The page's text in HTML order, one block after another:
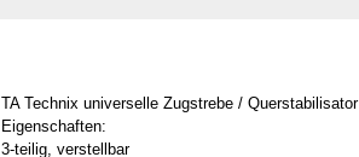
TA Technix universelle Zugstrebe / Querstabilisator
Eigenschaften:
3-teilig, verstellbar